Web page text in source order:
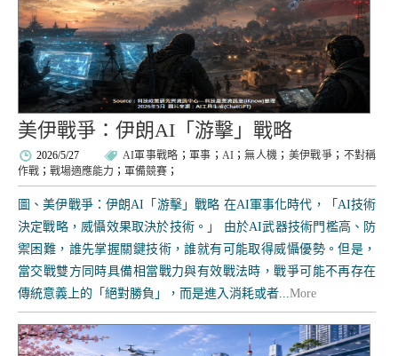
美伊戰爭：伊朗AI「游擊」戰略
2026/5/27 AI軍事戰略 ； 軍事 ； AI； 無人機 ； 美伊戰爭 ； 不對稱
作戰 ； 戰場適應能力 ； 軍備競賽 ；
圖、美伊戰爭：伊朗AI「游擊」戰略 在AI軍事化時代，「AI技術
決定戰略，威懾效果取決於技術。」 由於AI武器技術門檻高、防
禦困難，誰先掌握關鍵技術，誰就有可能取得威懾優勢。但是，
當交戰雙方同時具備相當戰力與有效戰法時，戰爭可能不再存在
傳統意義上的「絕對勝負」，而是進入消耗或者...More